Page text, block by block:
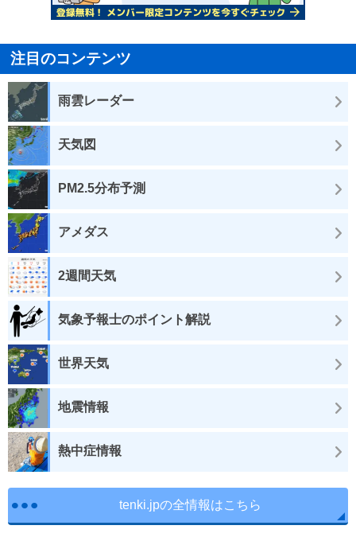
注目のコンテンツ
雨雲レーダー
天気図
PM2.5分布予測
アメダス
2週間天気
気象予報士のポイント解説
世界天気
地震情報
熱中症情報
tenki.jpの全情報はこちら